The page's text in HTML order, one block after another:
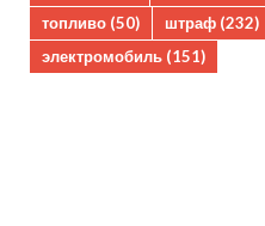
топливо (50) штраф (232)
электромобиль (151)